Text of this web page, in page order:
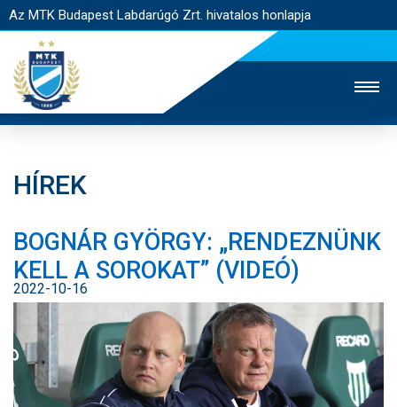
Az MTK Budapest Labdarúgó Zrt. hivatalos honlapja
JEGYÉRTÉKESÍTÉS
WEBSHOP
STADION
EGYESÜLET
KAPCSOLAT
NYITÓLAP
HÍREK
CSAPATOK
HÍREK
BOGNÁR GYÖRGY: „RENDEZNÜNK
KELL A SOROKAT” (VIDEÓ)
2022-10-16